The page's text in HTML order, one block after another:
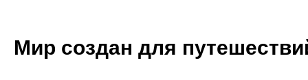
Мир создан для